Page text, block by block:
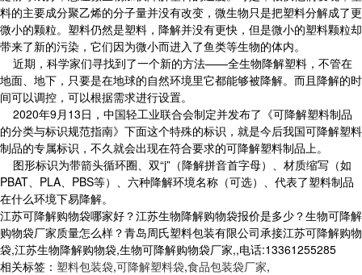
料的主要成分聚乙烯的分子量并没有改变，微生物只是把塑料分解成了更
微小的颗粒。塑料仍然是塑料，降解并没有更快，但是微小的塑料颗粒却
带来了新的污染，它们因为微小而进入了鱼类等生物的体内。
近期，科学家们寻找到了一个新的方法——全生物降解塑料，不管在
地面、地下，只要是在地球的自然环境里它都能够被降解。而且降解的时
间可以调控，可以根据需求进行设置。
2020年9月13日，中国轻工业联合会制定并发布了《可降解塑料制品
的分类与标识规范指南》下面这个特殊的标识，就是今后我国可降解塑料
制品的专属标识，不久就会出现在符合要求的可降解塑料制品上。
图形标识为带箭头循环圈、双“j”（降解拼音首字母）、材质缩写（如
PBAT、PLA、PBS等）、六种降解环境名称（可选）、代表了塑料制品
在什么环境下易降解。
江苏可降解购物袋哪家好？江苏生物降解购物袋报价是多少？生物可降解
购物袋厂家质量怎么样？青岛周氏塑料包装有限公司承接江苏可降解购物
袋,江苏生物降解购物袋,生物可降解购物袋厂家,,电话:13361255285
相关标签： 塑料包装袋,可降解塑料袋,食品包装袋厂家,